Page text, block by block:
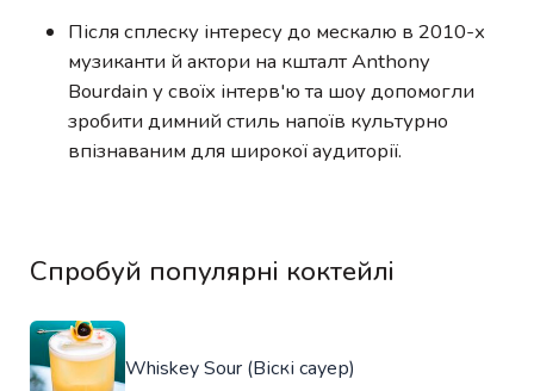
Після сплеску інтересу до мескалю в 2010-х
музиканти й актори на кшталт Anthony
Bourdain у своїх інтерв'ю та шоу допомогли
зробити димний стиль напоїв культурно
впізнаваним для широкої аудиторії.
Спробуй популярні коктейлі
Whiskey Sour (Віскі сауер)